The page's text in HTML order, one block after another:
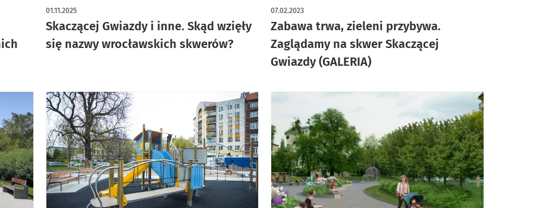
Skaczącej Gwiazdy i inne. Skąd wzięły
się nazwy wrocławskich skwerów?
01.11.2025
Zabawa trwa, zieleni przybywa.
Zaglądamy na skwer Skaczącej
Gwiazdy (GALERIA)
07.02.2023
artykuł z galerią zdjęć